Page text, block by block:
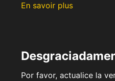
En savoir plus
Por favor, actualice la